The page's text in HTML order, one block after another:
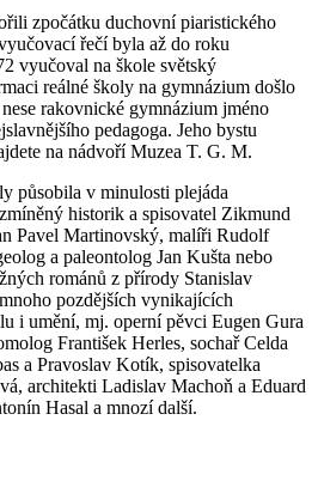
zpočátku duchovní piaristického
řečí byla až do roku
vyučoval na škole světský
reálné školy na gymnázium došlo
rakovnické gymnázium jméno
pedagoga. Jeho bystu
na nádvoří Muzea T. G. M.
působila v minulosti plejáda
historik a spisovatel Zikmund
Pavel Martinovský, malíři Rudolf
a paleontolog Jan Kušta nebo
románů z přírody Stanislav
pozdějších vynikajících
i umění, mj. operní pěvci Eugen Gura
František Herles, sochař Celda
a Pravoslav Kotík, spisovatelka
architekti Ladislav Machoň a Eduard
Hasal a mnozí další.